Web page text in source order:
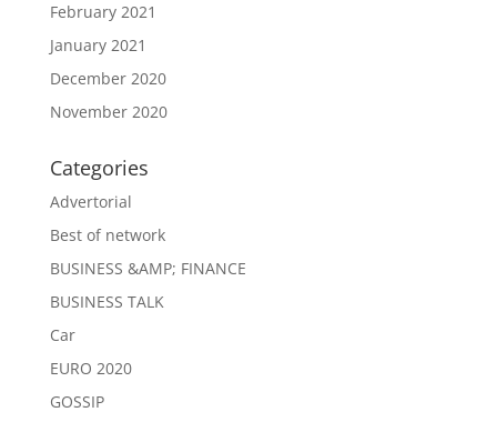
February 2021
January 2021
December 2020
November 2020
Categories
Advertorial
Best of network
BUSINESS &AMP; FINANCE
BUSINESS TALK
Car
EURO 2020
GOSSIP